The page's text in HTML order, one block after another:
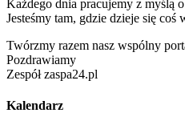
Każdego dnia pracujemy z myślą
Jesteśmy tam, gdzie dzieje się coś
Twórzmy razem nasz wspólny
Pozdrawiamy
Zespół zaspa24.pl
Kalendarz